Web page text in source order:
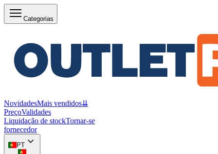
Categorias
NovidadesMais vendidos⇊
PreçoValidades
Liquidação de stockTornar-se
fornecedor
PT